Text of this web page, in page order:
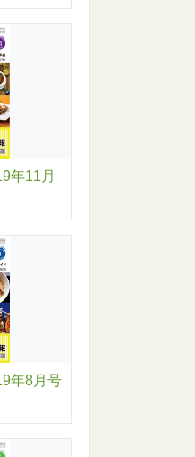
年11月
年8月号